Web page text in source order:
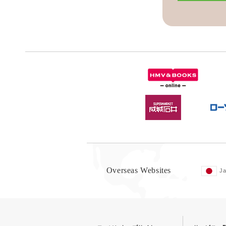
Overseas Websites